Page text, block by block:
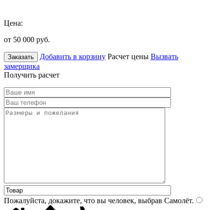
Цена:
от 50 000 руб.
Заказать Добавить в корзину Расчет цены Вызвать
замерщика
Получить расчет
Пожалуйста, докажите, что вы человек, выбрав Самолёт.